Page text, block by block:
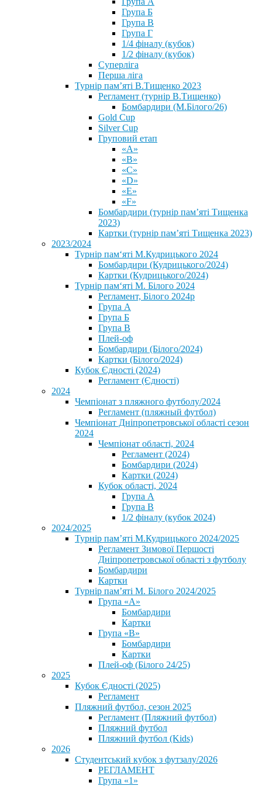
Група Б
Група В
Група Г
1/4 фіналу (кубок)
1/2 фіналу (кубок)
Суперліга
Перша ліга
Турнір пам’яті В.Тищенко 2023
Регламент (турнір В.Тищенко)
Бомбардири (М.Білого/26)
Gold Cup
Silver Cup
Груповий етап
«А»
«В»
«С»
«D»
«Е»
«F»
Бомбардири (турнір пам’яті Тищенка
2023)
Картки (турнір пам’яті Тищенка 2023)
2023/2024
⁨Турнір пам‘яті М.Кудрицького 2024
Бомбардири (Кудрицького/2024)
Картки (Кудрицького/2024)
⁨Турнір пам‘яті М. Білого 2024⁩
Регламент, Білого 2024р
Група А
Група Б
Група В
Плей-оф
Бомбардири (Білого/2024)
Картки (Білого/2024)
Кубок Єдності (2024)
Регламент (Єдності)
2024
Чемпіонат з пляжного футболу/2024
Регламент (пляжный футбол)
Чемпіонат Дніпропетровської області сезон
2024
Чемпіонат області, 2024
Регламент (2024)
Бомбардири (2024)
Картки (2024)
Кубок області, 2024
Група А
Група В
1/2 фіналу (кубок 2024)
2024/2025
Турнір пам’яті М.Кудрицького 2024/2025
Регламент Зимової Першості
Дніпропетровської області з футболу
Бомбардири
Картки
Турнір пам’яті М. Білого 2024/2025
Група «А»
Бомбардири
Картки
Група «В»
Бомбардири
Картки
Плей-оф (Білого 24/25)
2025
Кубок Єдності (2025)
Регламент
Пляжний футбол, сезон 2025
Регламент (Пляжний футбол)
Пляжний футбол
Пляжний футбол (Kids)
2026
Студентський кубок з футзалу/2026
РЕГЛАМЕНТ
Група «1»